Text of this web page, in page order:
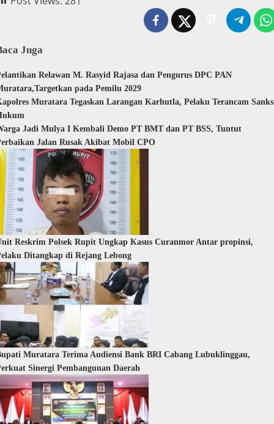
Juga
Relawan M. Rasyid Rajasa dan Pengurus DPC PAN
pada Pemilu 2029
Muratara Tegaskan Larangan Karhutla, Pelaku Terancam
Jadi Mulya I Kembali Demo PT BMT dan PT BSS, Tuntut
Jalan Rusak Akibat Mobil CPO
Reskrim Polsek Rupit Ungkap Kasus Curanmor Antar propinsi,
Ditangkap di Rejang Lebong
Muratara Terima Audiensi Bank BRI Cabang Lubuklinggau,
Sinergi Pembangunan Daerah